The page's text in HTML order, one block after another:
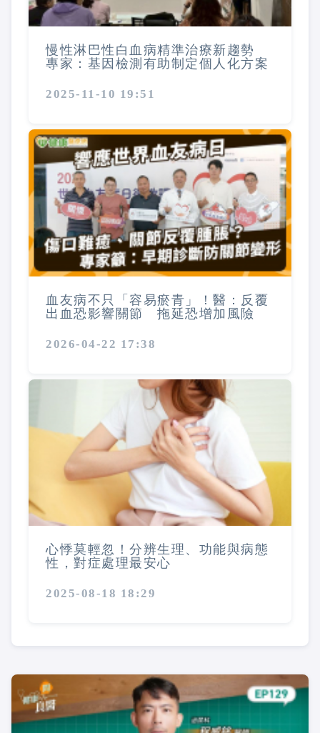
慢性淋巴性白血病精準治療新趨勢
專家：基因檢測有助制定個人化方案
2025-11-10 19:51
血友病不只「容易瘀青」！醫：反覆
出血恐影響關節 拖延恐增加風險
2026-04-22 17:38
心悸莫輕忽！分辨生理、功能與病態
性，對症處理最安心
2025-08-18 18:29